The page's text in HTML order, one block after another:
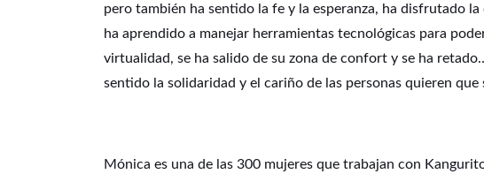
pero también ha sentido la fe y la esperanza, ha disfrutado
ha aprendido a manejar herramientas tecnológicas para
virtualidad, se ha salido de su zona de confort y se ha
sentido la solidaridad y el cariño de las personas quieren que
Mónica es una de las 300 mujeres que trabajan con